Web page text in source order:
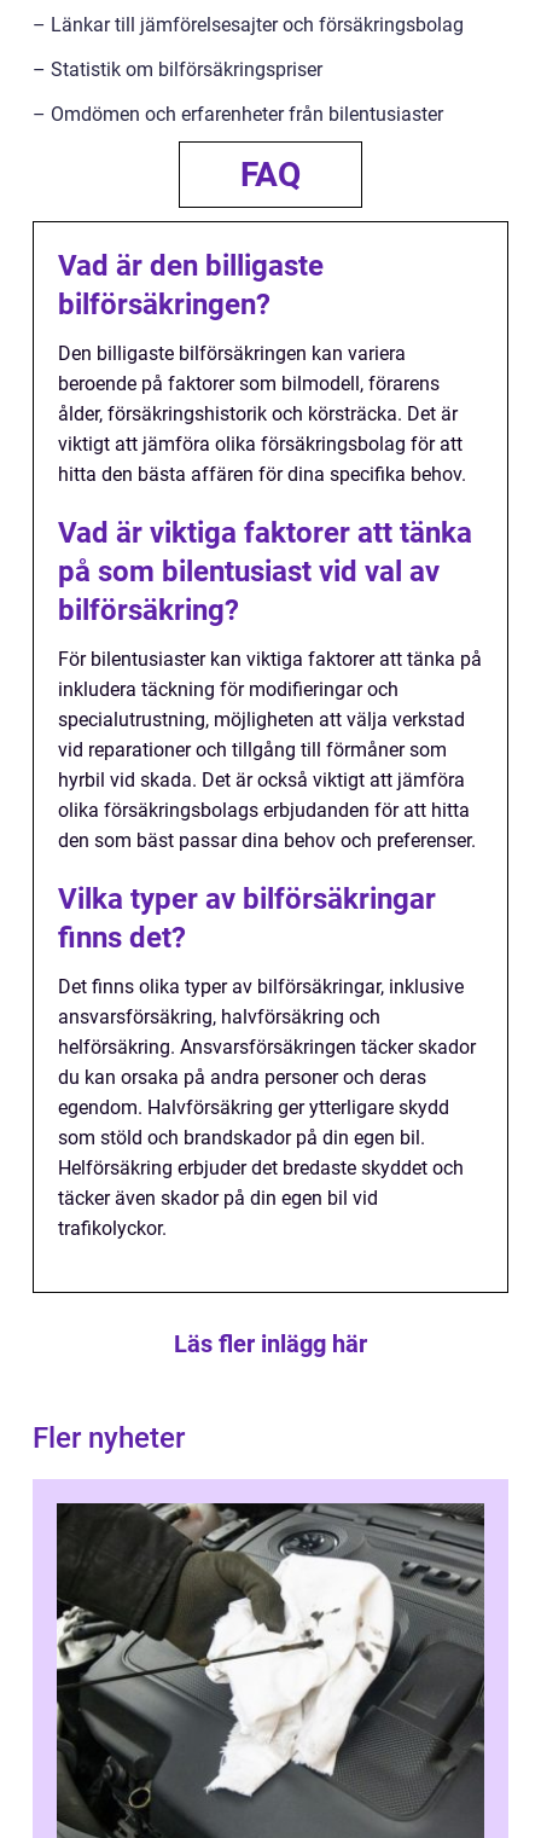
– Länkar till jämförelsesajter och försäkringsbolag
– Statistik om bilförsäkringspriser
– Omdömen och erfarenheter från bilentusiaster
FAQ
Vad är den billigaste
bilförsäkringen?
Den billigaste bilförsäkringen kan variera
beroende på faktorer som bilmodell, förarens
ålder, försäkringshistorik och körsträcka. Det är
viktigt att jämföra olika försäkringsbolag för att
hitta den bästa affären för dina specifika behov.
Vad är viktiga faktorer att tänka
på som bilentusiast vid val av
bilförsäkring?
För bilentusiaster kan viktiga faktorer att tänka på
inkludera täckning för modifieringar och
specialutrustning, möjligheten att välja verkstad
vid reparationer och tillgång till förmåner som
hyrbil vid skada. Det är också viktigt att jämföra
olika försäkringsbolags erbjudanden för att hitta
den som bäst passar dina behov och preferenser.
Vilka typer av bilförsäkringar
finns det?
Det finns olika typer av bilförsäkringar, inklusive
ansvarsförsäkring, halvförsäkring och
helförsäkring. Ansvarsförsäkringen täcker skador
du kan orsaka på andra personer och deras
egendom. Halvförsäkring ger ytterligare skydd
som stöld och brandskador på din egen bil.
Helförsäkring erbjuder det bredaste skyddet och
täcker även skador på din egen bil vid
trafikolyckor.
Läs fler inlägg här
Fler nyheter